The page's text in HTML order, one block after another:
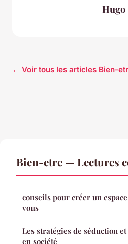
Hugo
← Voir tous les articles Bien-
Bien-etre — Lectures
conseils pour créer un
vous
Les stratégies de séduction
en société